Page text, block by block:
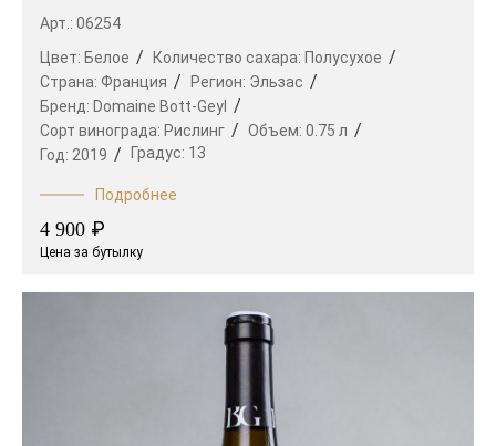
Арт.: 06254
Цвет: Белое Количество сахара: Полусухое
Страна: Франция Регион: Эльзас
Бренд: Domaine Bott-Geyl
Сорт винограда: Рислинг Объем: 0.75 л
Год: 2019 Градус: 13
Подробнее
4 900 ₽
Цена за бутылку